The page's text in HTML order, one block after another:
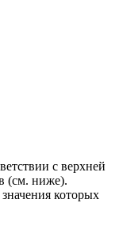
с верхней
(см. ниже).
которых